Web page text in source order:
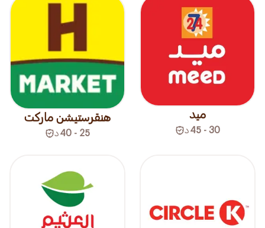
ميد
30 - 45 د
هنقرستيشن ماركت
25 - 40 د